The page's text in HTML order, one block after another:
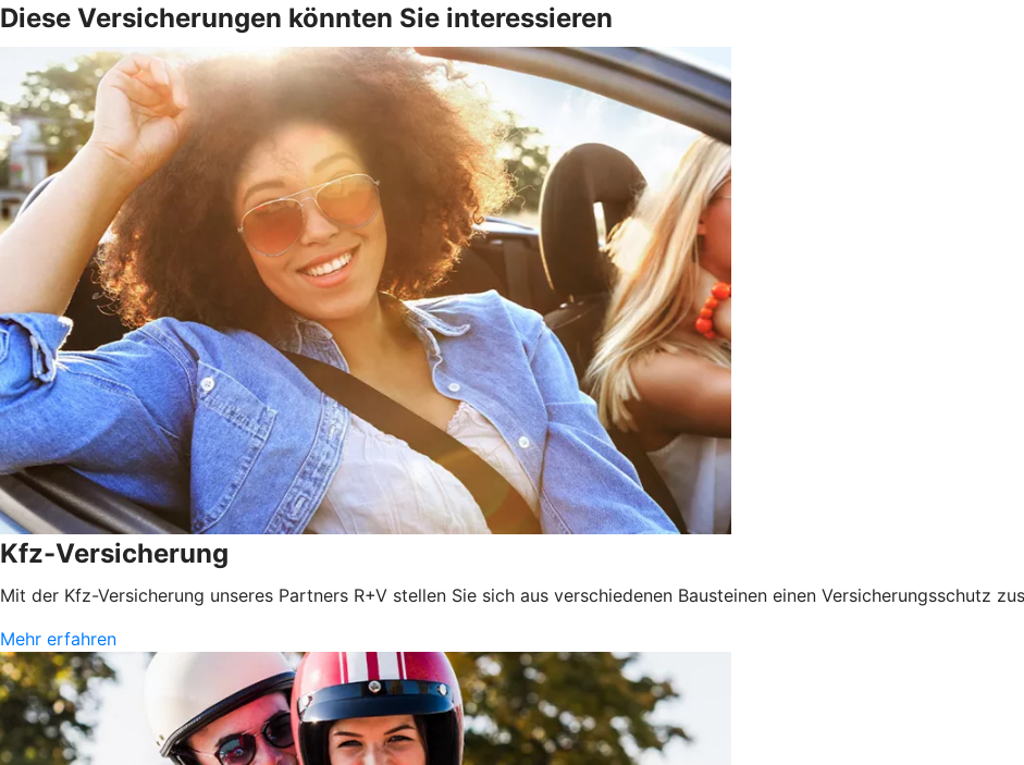
Diese Versicherungen könnten Sie interessieren
Kfz-Versicherung
Mit der Kfz-Versicherung unseres Partners R+V stellen Sie sich aus verschiedenen Bausteinen einen Versicherungsschutz
Mehr erfahren